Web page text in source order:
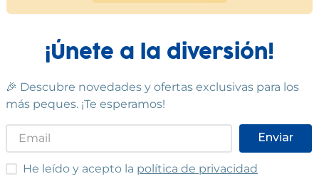
¡Únete a la diversión!
🎉 Descubre novedades y ofertas exclusivas para los
más peques. ¡Te esperamos!
Enviar
He leído y acepto las condiciones
He leído y acepto la política de privacidad